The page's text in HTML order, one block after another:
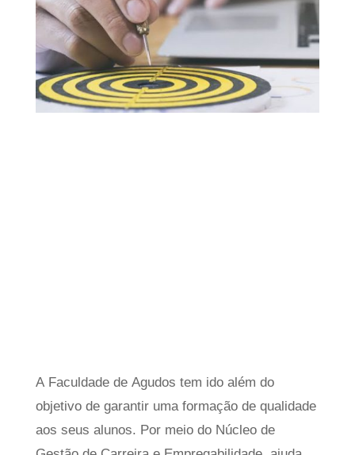
A Faculdade de Agudos tem ido além do
objetivo de garantir uma formação de qualidade
aos seus alunos. Por meio do Núcleo de